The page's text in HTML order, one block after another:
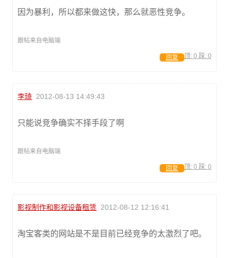
因为暴利，所以都来做这快，那么就恶性竞争。
跟帖来自电脑端
顶: 0 踩: 0
回复
李琦 2012-08-13 14:49:43
只能说竞争确实不择手段了啊
跟帖来自电脑端
顶: 0 踩: 0
回复
影视制作和影视设备租赁 2012-08-12 12:16:41
淘宝客类的网站是不是目前已经竞争的太激烈了吧。